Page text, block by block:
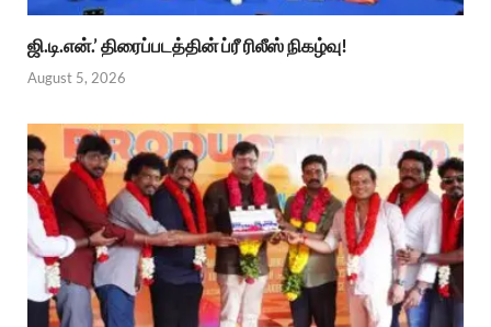
ஜி.டி.என்.’ திரைப்படத்தின் ப்ரீ ரிலீஸ் நிகழ்வு!
August 5, 2026